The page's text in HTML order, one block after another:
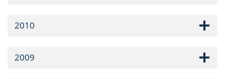
2010
2009